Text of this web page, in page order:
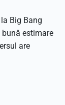
Big Bang
estimare
are